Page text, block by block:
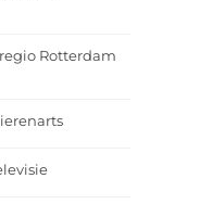
Rotterdam